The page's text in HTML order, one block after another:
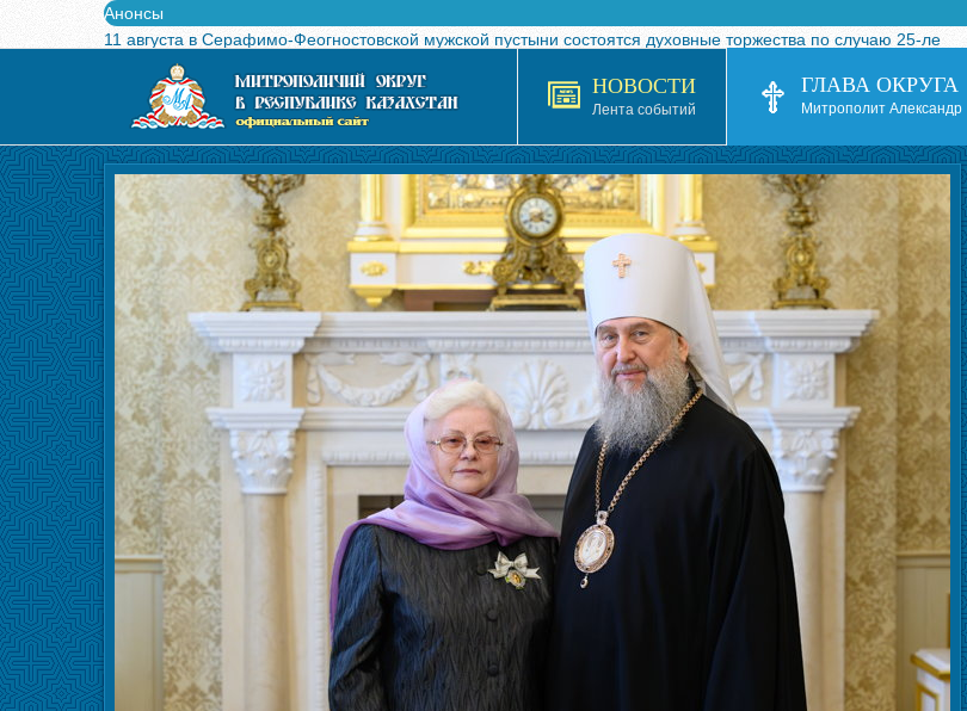
Анонсы
11 августа в Серафимо-Феогностовской мужской пустыни состоятся духовные торжества по случаю 25-ле
Выпущен в свет буклет о проведении Международного турнира по волейболу, посвященного 25-летию обр
Вышел в свет новый номер журнала «Свет Православия в Казахстане»
Вышла в свет монография «Управляющие Алма-Атинской епархией Русской Православной Церкви в 1927–19
Алма-Атинская духовная семинария объявляет прием документов на 2026-2027 учебный год
НОВОСТИ
Лента событий
ГЛАВА ОКРУГА
Митрополит Александр